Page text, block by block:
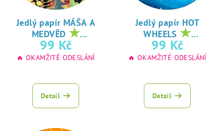
Jedlý papír MÁŠA A
MEDVĚD ★
oblíbený tisk na
jedlý papír
99 Kč
🔥 OKAMŽITÉ ODESLÁNÍ
Detail
Jedlý papír HOT
WHEELS ★
oblíbený tisk na
jedlý papír
99 Kč
🔥 OKAMŽITÉ ODESLÁNÍ
Detail